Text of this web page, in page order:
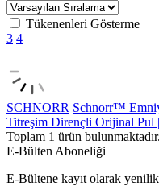
Tükenenleri Gösterme
3 4
SCHNORR Schnorr™
Titreşim Dirençli Orijinal Pul
Toplam 1 ürün bulunmaktadır.
E-Bülten Aboneliği
E-Bültene kayıt olarak